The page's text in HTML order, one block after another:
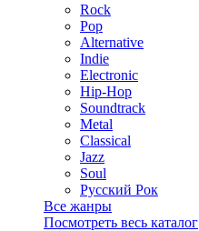
Rock
Pop
Alternative
Indie
Electronic
Hip-Hop
Soundtrack
Metal
Classical
Jazz
Soul
Русский Рок
Все жанры
Посмотреть весь каталог